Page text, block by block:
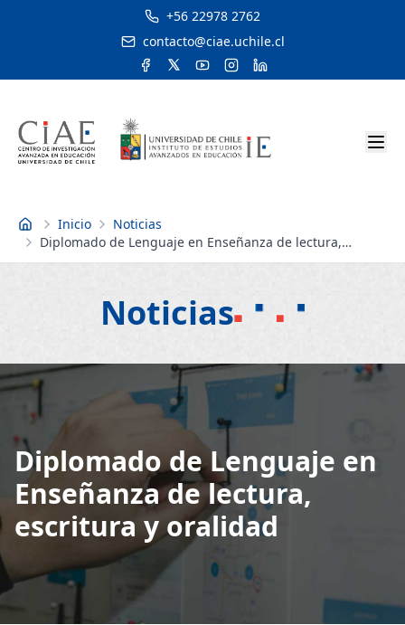
+56 22978 2762
contacto@ciae.uchile.cl
Inicio Inicio
Noticias
Diplomado de Lenguaje en Enseñanza de lectura,
escritura y oralidad
Noticias
Diplomado de Lenguaje en
Enseñanza de lectura,
escritura y oralidad